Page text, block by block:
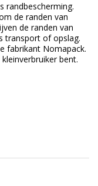
randbescherming.
de randen van
de randen van
transport of opslag.
fabrikant Nomapack.
bent.